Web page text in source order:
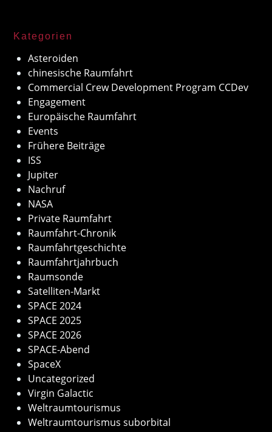
Kategorien
Asteroiden
chinesische Raumfahrt
Commercial Crew Development Program CCDev
Engagement
Europäische Raumfahrt
Events
Frühere Beiträge
ISS
Jupiter
Nachruf
NASA
Private Raumfahrt
Raumfahrt-Chronik
Raumfahrtgeschichte
Raumfahrtjahrbuch
Raumsonde
Satelliten-Markt
SPACE 2024
SPACE 2025
SPACE 2026
SPACE-Abend
SpaceX
Uncategorized
Virgin Galactic
Weltraumtourismus
Weltraumtourismus suborbital